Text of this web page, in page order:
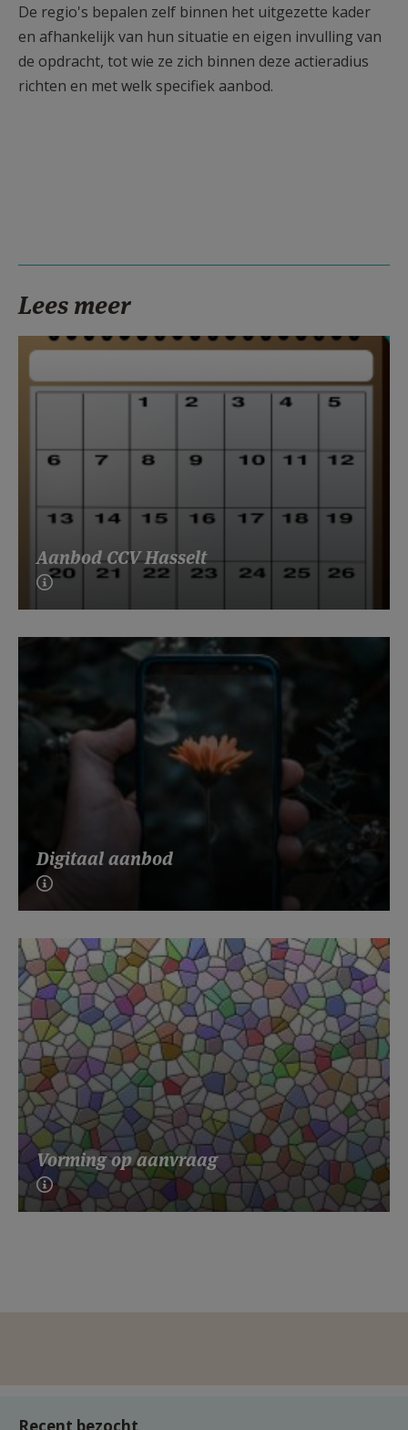
De regio's bepalen zelf binnen het uitgezette kader
en afhankelijk van hun situatie en eigen invulling van
de opdracht, tot wie ze zich binnen deze actieradius
richten en met welk specifiek aanbod.
Lees meer
Aanbod CCV Hasselt
Digitaal aanbod
Vorming op aanvraag